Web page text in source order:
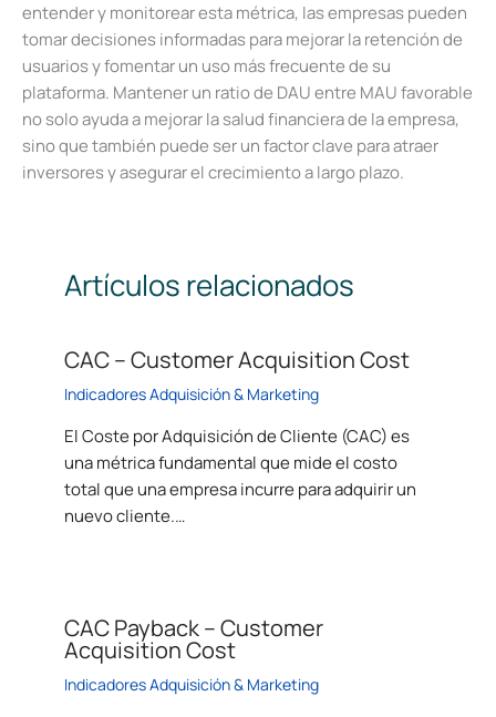
entender y monitorear esta métrica, las empresas pueden
tomar decisiones informadas para mejorar la retención de
usuarios y fomentar un uso más frecuente de su
plataforma. Mantener un ratio de DAU entre MAU favorable
no solo ayuda a mejorar la salud financiera de la empresa,
sino que también puede ser un factor clave para atraer
inversores y asegurar el crecimiento a largo plazo.
Artículos relacionados
CAC – Customer Acquisition Cost
Indicadores Adquisición & Marketing
El Coste por Adquisición de Cliente (CAC) es
una métrica fundamental que mide el costo
total que una empresa incurre para adquirir un
nuevo cliente.…
CAC Payback – Customer
Acquisition Cost
Indicadores Adquisición & Marketing